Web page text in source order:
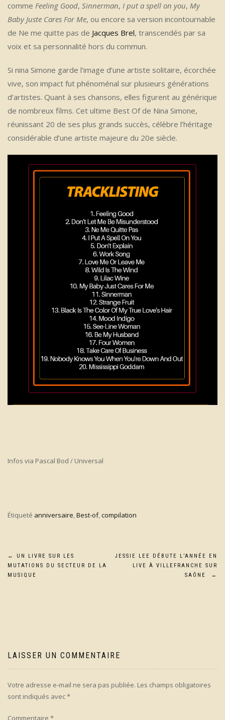
comme Feeling Good, Sinnerman, I put a spell on you, My
Baby Juste Cares For Me, ou encore sa version incontournable
de Ne me quitte pas de Jacques Brel, transcendés par sa
voix et sa personnalité hors du commun.
Si nina Simone garde l’image d’une artiste solitaire, écorchée
vive, son impact fut phénoménal sur plusieurs générations
d’artistes. Quant à ses chansons, elles figurent au générique
de nombreux films. Cet ultime Best Of de Nina Simone,
réunissant 20 de ses plus grands succès, célèbre l’héritage
considérable d’une artiste majeure du 20e siècle.
Infos via Pascal Bod / Universal
Étiqueté anniversaire,Best-of,compilation
Navigation
de
←
UN LIVRE SUR LES
MUTATIONS DU SECTEUR DE LA
MUSIQUE
JESSIE LEE DÉBUTE L’ANNÉE EN
LIVE À VILLEFRANCHE SUR
SAÔNE
→
LAISSER UN COMMENTAIRE
Votre adresse e-mail ne sera pas publiée. Les champs obligatoires
sont indiqués avec*
Commentaire *